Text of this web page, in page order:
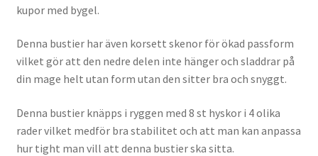
kupor med bygel.
Denna bustier har även korsett skenor för ökad passform
vilket gör att den nedre delen inte hänger och sladdrar på
din mage helt utan form utan den sitter bra och snyggt.
Denna bustier knäpps i ryggen med 8 st hyskor i 4 olika
rader vilket medför bra stabilitet och att man kan anpassa
hur tight man vill att denna bustier ska sitta.